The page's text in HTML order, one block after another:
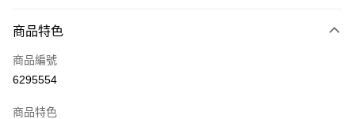
信用卡一次付款
Apple Pay
商品特色
商品編號
6295554
商品特色